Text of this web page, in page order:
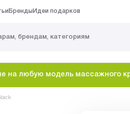
Бренды Идеи подарков
на любую модель массажного